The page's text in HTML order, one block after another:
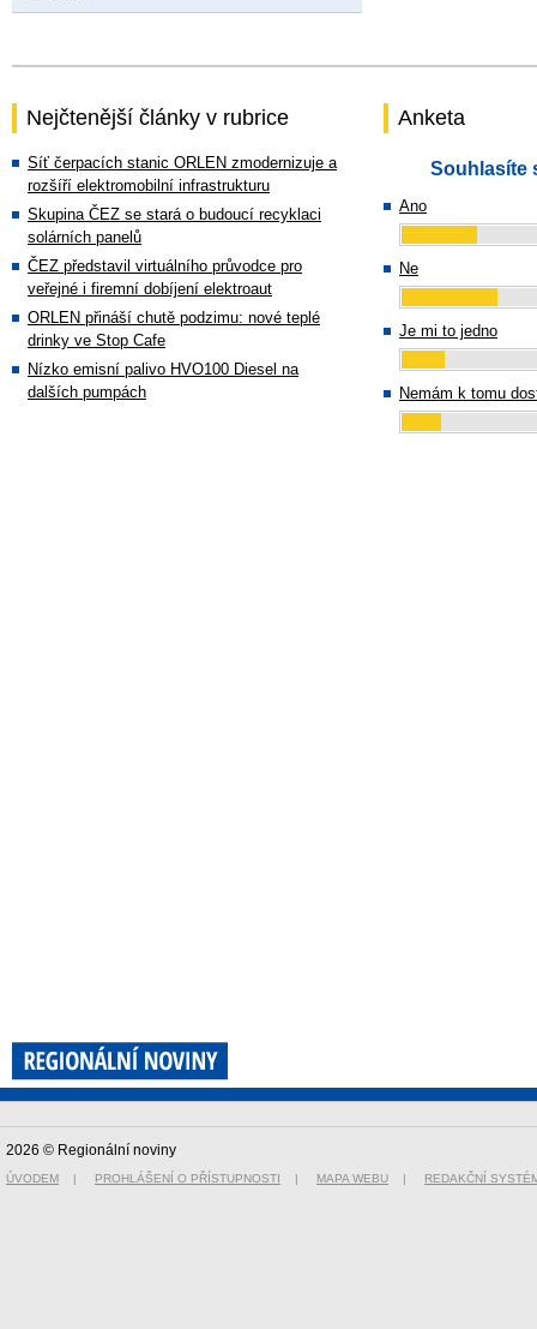
Nejčtenější články v rubrice
Síť čerpacích stanic ORLEN zmodernizuje a
rozšíří elektromobilní infrastrukturu
Skupina ČEZ se stará o budoucí recyklaci
solárních panelů
ČEZ představil virtuálního průvodce pro
veřejné i firemní dobíjení elektroaut
ORLEN přináší chutě podzimu: nové teplé
drinky ve Stop Cafe
Nízko emisní palivo HVO100 Diesel na
dalších pumpách
Anketa
Souhlasíte
Ano
Ne
Je mi to jedno
Nemám k tomu
2026 © Regionální noviny
ÚVODEM | PROHLÁŠENÍ O PŘÍSTUPNOSTI | MAPA WEBU | REDAKČNÍ